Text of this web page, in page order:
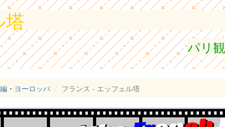
塔
パリ
・ ヨーロッパ フランス - エッフェル塔